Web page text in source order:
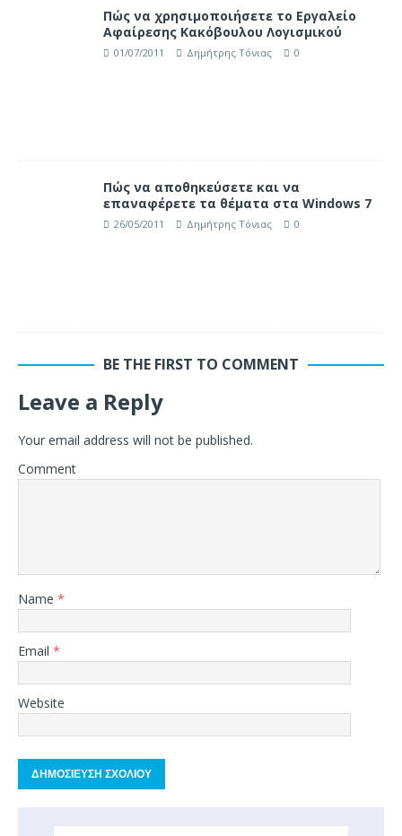
Πώς να χρησιμοποιήσετε το Εργαλείο
Αφαίρεσης Κακόβουλου Λογισμικού
01/07/2011 Δημήτρης Τόνιας 0
Πώς να αποθηκεύσετε και να
επαναφέρετε τα θέματα στα Windows 7
26/05/2011 Δημήτρης Τόνιας 0
BE THE FIRST TO COMMENT
Leave a Reply
Your email address will not be published.
Comment
Name *
Email *
Website